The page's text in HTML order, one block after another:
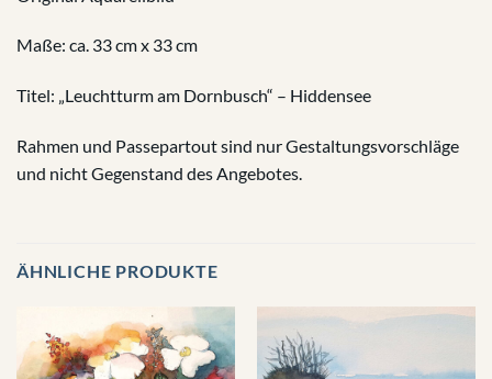
Maße: ca. 33 cm x 33 cm
Titel: „Leuchtturm am Dornbusch“ – Hiddensee
Rahmen und Passepartout sind nur Gestaltungsvorschläge
und nicht Gegenstand des Angebotes.
ÄHNLICHE PRODUKTE